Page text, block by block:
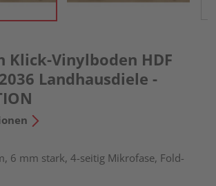
Klick-Vinylboden HDF
Landhausdiele -
6 mm stark, 4-seitig Mikrofase, Fold-